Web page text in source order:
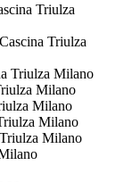
Triulza
Cascina Triulza
Triulza Milano
Milano
Milano
Milano
Milano